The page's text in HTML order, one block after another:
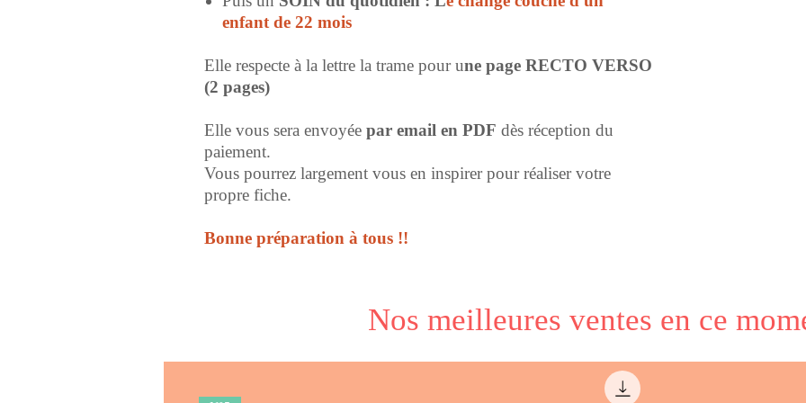
enfant de 22 mois
Elle respecte à la lettre la trame pour une page RECTO VERSO
(2 pages)
Elle vous sera envoyée par email en PDF dès réception du
paiement.
Vous pourrez largement vous en inspirer pour réaliser votre
propre fiche.
Bonne préparation à tous !!
Nos meilleures ventes en ce